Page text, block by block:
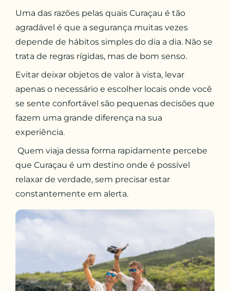
Uma das razões pelas quais Curaçau é tão
agradável é que a segurança muitas vezes
depende de hábitos simples do dia a dia. Não se
trata de regras rígidas, mas de bom senso.
Evitar deixar objetos de valor à vista, levar
apenas o necessário e escolher locais onde você
se sente confortável são pequenas decisões que
fazem uma grande diferença na sua
experiência.
Quem viaja dessa forma rapidamente percebe
que Curaçau é um destino onde é possível
relaxar de verdade, sem precisar estar
constantemente em alerta.